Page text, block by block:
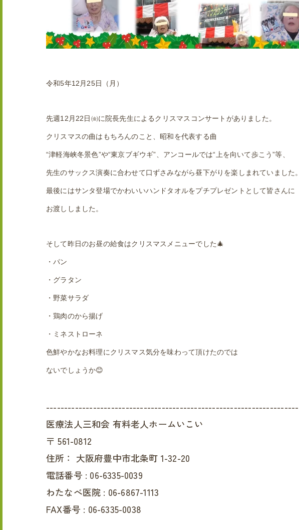
令和5年12月25日（月）
先週12月22日㈮に院長先生によるクリスマスコンサートがありました。
クリスマスの曲はもちろんのこと、昭和を代表する曲
“津軽海峡冬景色”や“東京ブギウギ”、アンコールでは“上を向いて歩こう”等、
先生のサックス演奏に合わせて口ずさみながら昼下がりを楽しまれていました。
最後にはサンタ登場でかわいいハンドタオルをプチプレゼントとして皆さんに
お渡ししました。
そして昨日のお昼の給食はクリスマスメニューでした🎄
・パン
・グラタン
・野菜サラダ
・鶏肉のから揚げ
・ミネストローネ
色鮮やかなお料理にクリスマス気分を味わって頂けたのでは
ないでしょうか😊
----------------------------------------------------------------------
医療法人三和会 有料老人ホームいこい
〒561-0812
住所： 大阪府豊中市北条町 1-32-20
電話番号 : 06-6335-0039
わたなべ医院 : 06-6867-1113
FAX番号 : 06-6335-0038